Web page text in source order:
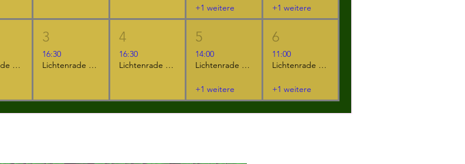
+1 weitere +1 weitere
Lichtenrade - "Furzipups und Lulu Lavazunge"
3
16:30
Lichtenrade - "Der kleine Ritter Kackebart"
4
16:30
Lichtenrade - "Das NEINhorn"
5
14:00
Lichtenrade - "Das NEINhorn und die SchLANGEWEILE"
+1 weitere
6
11:00
Lichtenrade - "Das NEINhorn"
+1 weitere